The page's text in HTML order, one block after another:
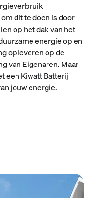
dit te doen is door
op het dak van het
energie op en
opleveren op de
van Eigenaren. Maar
een Kiwatt Batterij
jouw energie.